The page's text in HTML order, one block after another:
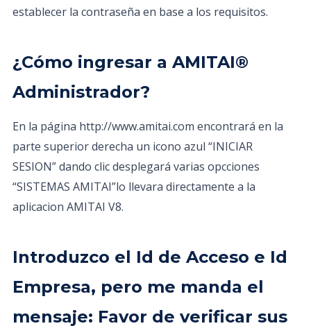
establecer la contraseña en base a los requisitos.
¿Cómo ingresar a AMITAI®
Administrador?
En la página http://www.amitai.com encontrará en la
parte superior derecha un icono azul “INICIAR
SESION” dando clic desplegará varias opcciones
“SISTEMAS AMITAI”lo llevara directamente a la
aplicacion AMITAI V8.
Introduzco el Id de Acceso e Id
Empresa, pero me manda el
mensaje: Favor de verificar sus